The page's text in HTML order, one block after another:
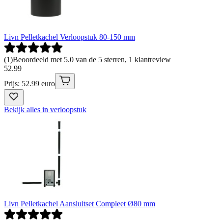
Livn Pelletkachel Verloopstuk 80-150 mm
(1)Beoordeeld met 5.0 van de 5 sterren, 1 klantreview
52.99
Prijs: 52.99 euro
Bekijk alles in verloopstuk
Livn Pelletkachel Aansluitset Compleet Ø80 mm